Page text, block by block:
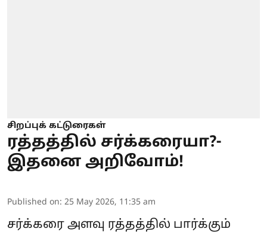
சிறப்புக் கட்டுரைகள்
ரத்தத்தில் சர்க்கரையா?-
இதனை அறிவோம்!
Published on: 25 May 2026, 11:35 am
சர்க்கரை அளவு ரத்தத்தில் பார்க்கும்